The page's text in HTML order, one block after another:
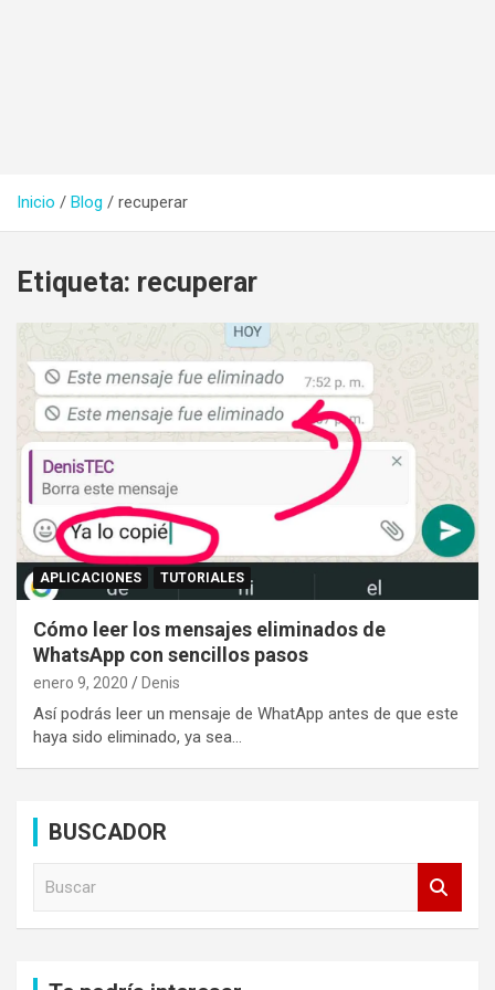
Inicio Blog recuperar
Etiqueta: recuperar
APLICACIONES TUTORIALES
Cómo leer los mensajes eliminados de
WhatsApp con sencillos pasos
enero 9, 2020 Denis
Así podrás leer un mensaje de WhatApp antes de que este
haya sido eliminado, ya sea…
BUSCADOR